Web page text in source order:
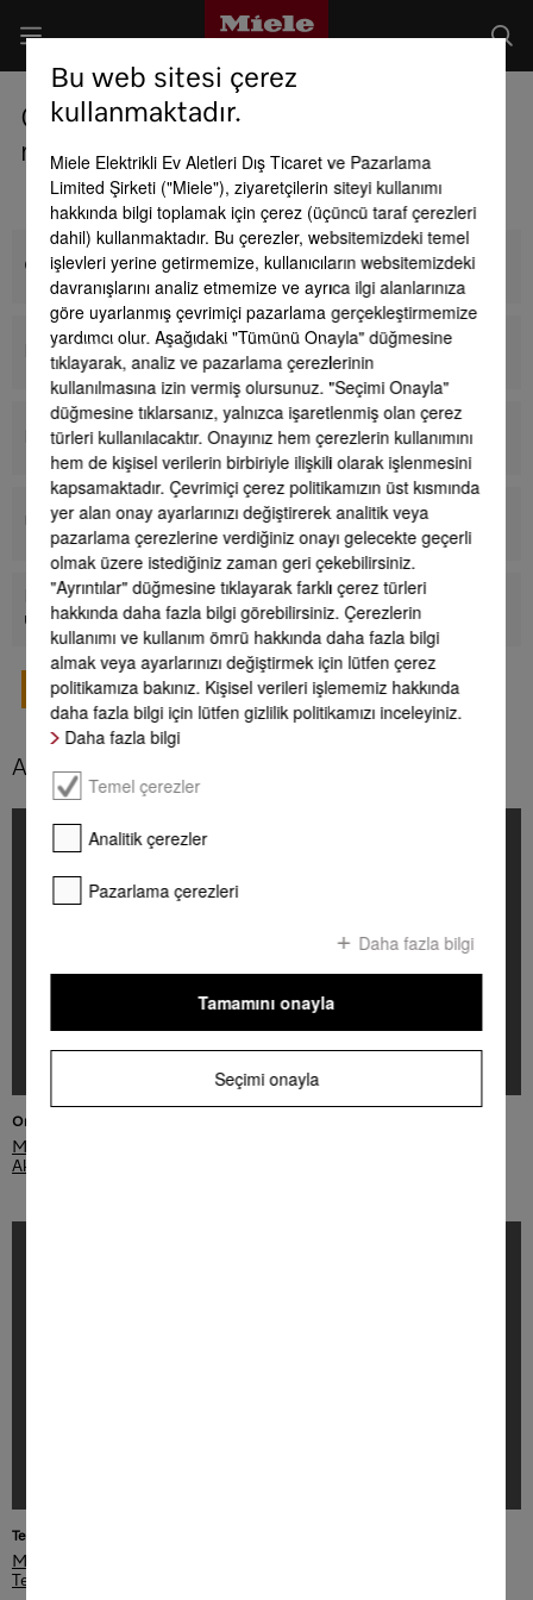
Çamaşır makineleri, kurutma
makineleri ve ütüler
Çamaşır makineleri
Kurutma makinesi
Kurutmalı çamaşır makinesi
Ütüler
Profesyonel çamaşır makineleri, kurutma makineleri,
ütüler
MIELE SATIŞ DANIŞMANI
Aksesuar ve Temizlik Bakım Ürünleri
Orjinal aksesuarlar
Miele E-Shop
Aksesuarlara bakış
Temizlik Ürünleri
Miele E-Shop
Temizlik Ürünlerine bakış
Bu web sitesi çerez
kullanmaktadır.
Miele Elektrikli Ev Aletleri Dış Ticaret ve Pazarlama
Limited Şirketi ("Miele"), ziyaretçilerin siteyi kullanımı
hakkında bilgi toplamak için çerez (üçüncü taraf çerezleri
dahil) kullanmaktadır. Bu çerezler, websitemizdeki temel
işlevleri yerine getirmemize, kullanıcıların websitemizdeki
davranışlarını analiz etmemize ve ayrıca ilgi alanlarınıza
göre uyarlanmış çevrimiçi pazarlama gerçekleştirmemize
yardımcı olur. Aşağıdaki "Tümünü Onayla" düğmesine
tıklayarak, analiz ve pazarlama çerezlerinin
kullanılmasına izin vermiş olursunuz. "Seçimi Onayla"
düğmesine tıklarsanız, yalnızca işaretlenmiş olan çerez
türleri kullanılacaktır. Onayınız hem çerezlerin kullanımını
hem de kişisel verilerin birbiriyle ilişkili olarak işlenmesini
kapsamaktadır. Çevrimiçi çerez politikamızın üst kısmında
yer alan onay ayarlarınızı değiştirerek analitik veya
pazarlama çerezlerine verdiğiniz onayı gelecekte geçerli
olmak üzere istediğiniz zaman geri çekebilirsiniz.
"Ayrıntılar" düğmesine tıklayarak farklı çerez türleri
hakkında daha fazla bilgi görebilirsiniz. Çerezlerin
kullanımı ve kullanım ömrü hakkında daha fazla bilgi
almak veya ayarlarınızı değiştirmek için lütfen çerez
politikamıza bakınız. Kişisel verileri işlememiz hakkında
daha fazla bilgi için lütfen gizlilik politikamızı inceleyiniz.
Daha fazla bilgi
Temel çerezler
Analitik çerezler
Pazarlama çerezleri
Daha fazla bilgi
Seçimi onayla
Tamamını onayla